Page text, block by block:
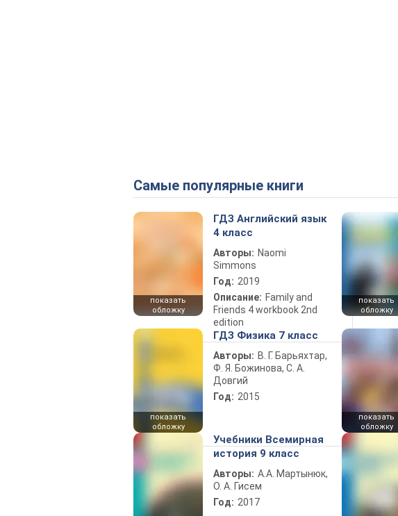
Самые популярные книги
показать
обложку
ГДЗ Английский язык
4 класс
Авторы: Naomi
Simmons
Год: 2019
Описание: Family and
Friends 4 workbook 2nd
edition
показать
обложку
показать
обложку
ГДЗ Физика 7 класс
Авторы: В. Г. Барьяхтар,
Ф. Я. Божинова, С. А.
Довгий
Год: 2015
показать
обложку
Учебники Всемирная
история 9 класс
Авторы: А.А. Мартынюк,
О. А. Гисем
Год: 2017